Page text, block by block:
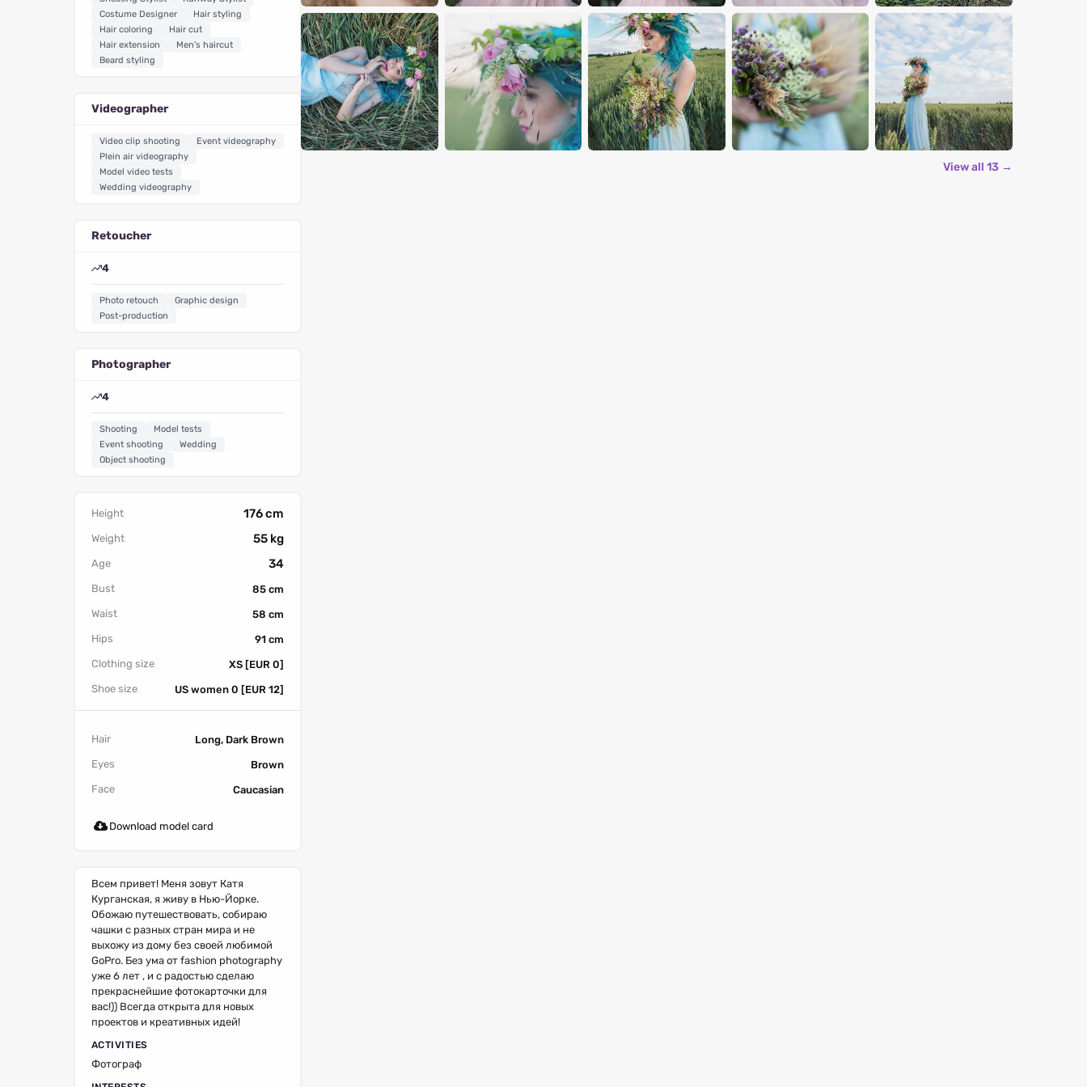
Costume Designer
Hair styling
Hair coloring
Hair cut
Hair extension
Men's haircut
Beard styling
Videographer
Video clip shooting
Event videography
Plein air videography
Model video tests
Wedding videography
Retoucher
4
Photo retouch
Graphic design
Post-production
Photographer
4
Shooting
Model tests
Event shooting
Wedding
Object shooting
Height 176 cm
Weight 55 kg
Age 34
Bust
85 cm
Waist
58 cm
Hips
91 cm
Clothing size
XS [EUR 0]
Shoe size
US women 0 [EUR 12]
Hair
Long, Dark Brown
Eyes
Brown
Face
Caucasian
Download model card
Всем привет! Меня зовут Катя
Курганская, я живу в Нью-Йорке.
Обожаю путешествовать, собираю
чашки с разных стран мира и не
выхожу из дому без своей любимой
GoPro. Без ума от fashion photography
уже 6 лет , и с радостью сделаю
прекраснейшие фотокарточки для
вас!)) Всегда открыта для новых
проектов и креативных идей!
ACTIVITIES
Фотограф
View all 13 →